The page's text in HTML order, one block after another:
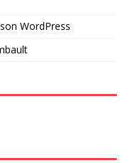
WordPress